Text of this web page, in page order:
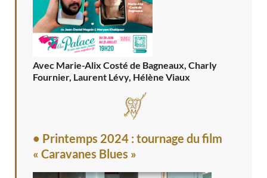
Avec Marie-Alix Costé de Bagneaux, Charly
Fournier, Laurent Lévy, Hélène Viaux
• Printemps 2024 : tournage du film
« Caravanes Blues »